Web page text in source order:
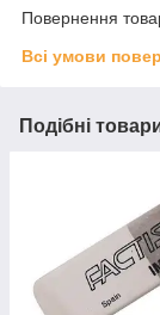
Повернення
Всі умови
Подібні